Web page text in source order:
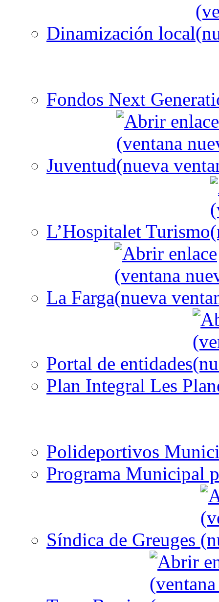
Dinamización local
Fondos Next
Juventud
L’Hospitalet Turismo
La Farga
Portal de entidades
Plan Integral Les
Polideportivos
Programa Municipal
Síndica de Greuges